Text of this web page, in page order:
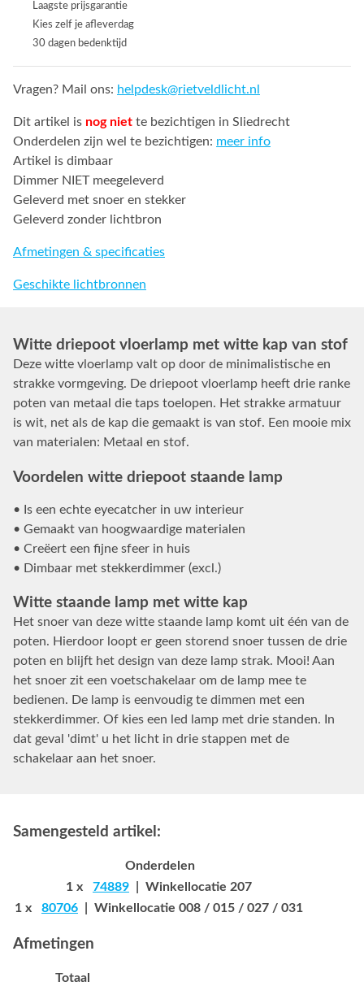
Laagste prijsgarantie
Kies zelf je afleverdag
30 dagen bedenktijd
Vragen? Mail ons: helpdesk@rietveldlicht.nl
Dit artikel is nog niet te bezichtigen in Sliedrecht
Onderdelen zijn wel te bezichtigen: meer info
Artikel is dimbaar
Dimmer NIET meegeleverd
Geleverd met snoer en stekker
Geleverd zonder lichtbron
Afmetingen & specificaties
Geschikte lichtbronnen
Witte driepoot vloerlamp met witte kap van stof
Deze witte vloerlamp valt op door de minimalistische en
strakke vormgeving. De driepoot vloerlamp heeft drie ranke
poten van metaal die taps toelopen. Het strakke armatuur
is wit, net als de kap die gemaakt is van stof. Een mooie mix
van materialen: Metaal en stof.
Voordelen witte driepoot staande lamp
• Is een echte eyecatcher in uw interieur
• Gemaakt van hoogwaardige materialen
• Creëert een fijne sfeer in huis
• Dimbaar met stekkerdimmer (excl.)
Witte staande lamp met witte kap
Het snoer van deze witte staande lamp komt uit één van de
poten. Hierdoor loopt er geen storend snoer tussen de drie
poten en blijft het design van deze lamp strak. Mooi! Aan
het snoer zit een voetschakelaar om de lamp mee te
bedienen. De lamp is eenvoudig te dimmen met een
stekkerdimmer. Of kies een led lamp met drie standen. In
dat geval 'dimt' u het licht in drie stappen met de
schakelaar aan het snoer.
Samengesteld artikel:
Onderdelen
1 x 74889 | Winkellocatie 207
1 x 80706 | Winkellocatie 008 / 015 / 027 / 031
Afmetingen
Totaal